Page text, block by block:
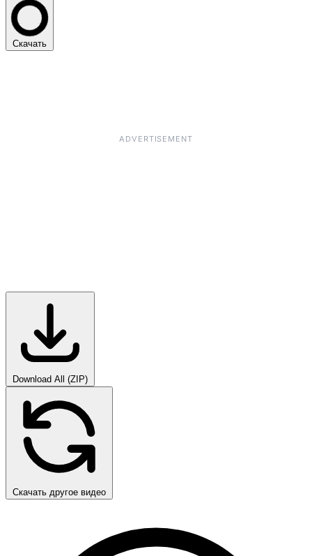
Скачать
ADVERTISEMENT
Download All (ZIP)
Скачать другое видео